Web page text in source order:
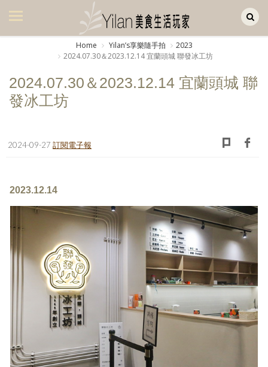
美食集
廚房集
旅遊集
書房集
日記簿
餐桌週記
享樂隨手拍
照相簿
創意出版服務
歷史區
Home Yilanʼs享樂隨手拍
2023
2024.07.30＆2023.12.14 宜蘭頭城 聯發冰工坊
2024.07.30＆2023.12.14 宜蘭頭城 聯
發冰工坊
2024-09-27 訂閱電子報
2023.12.14